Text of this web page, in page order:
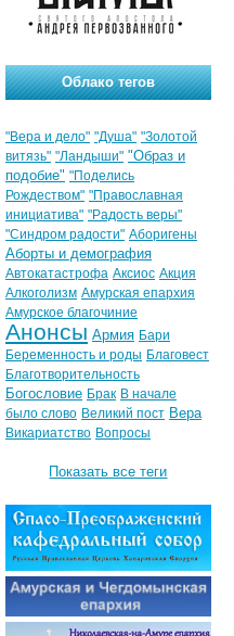
Облако тегов
"Вера и дело" "Душа" "Золотой
витязь" "Ландыши" "Образ и
подобие" "Поделись
Рождеством" "Православная
инициатива" "Радость веры"
"Синдром радости" Аборигены
Аборты и демография
Автокатастрофа Аксиос Акция
Алкоголизм Амурская епархия
Амурское благочиние
Анонсы Армия Бари
Беременность и роды Благовест
Благотворительность
Богословие Брак В начале
было слово Великий пост Вера
Викариатство Вопросы
Показать все теги